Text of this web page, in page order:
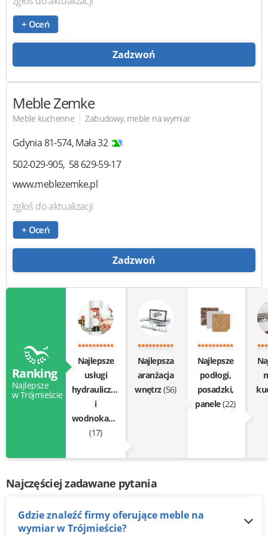
+ Oceń
Zadzwoń
Meble Zemke
Meble kuchenne | Zabudowy, meble na wymiar
Gdynia81-574,Mała 32
502-029-905 58 629-59-17
www.meblezemke.pl
zgłoś do aktualizacji
+ Oceń
Zadzwoń
Ranking
Najlepsze
w Trójmieście
Najlepsze
usługi
hydrauliczne
i
wodnokanalizacyjne
(17)
Najlepsza
aranżacja
wnętrz(56)
Najlepsze
podłogi,
posadzki,
panele(22)
Najczęściej zadawane pytania
Gdzie znaleźć firmy oferujące meble na
wymiar w Trójmieście?